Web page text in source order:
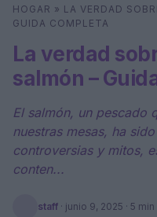
Buscar
HOGAR » LA VERDAD
GUIDA COMPLETA
La verdad
salmón –
El salmón, un pescado
nuestras mesas, ha
controversias y mitos,
conten...
staff · junio 9, 2025 · 5 min